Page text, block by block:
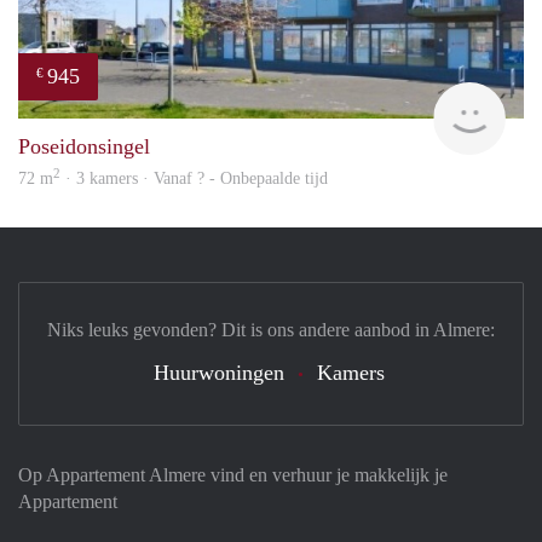
€ 945
rent
Poseidonsingel
72 m2 · 3 kamers · Vanaf ? - Onbepaalde tijd
Op Appartement Almere vind en verhuur je makkelijk je
Appartement
Niks leuks gevonden? Dit is ons andere aanbod in Almere:
Huurwoningen Kamers